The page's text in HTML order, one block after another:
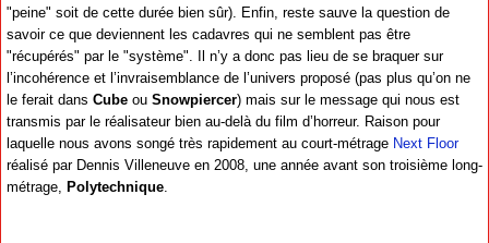
"peine" soit de cette durée bien sûr). Enfin, reste sauve la question de
savoir ce que deviennent les cadavres qui ne semblent pas être
"récupérés" par le "système". Il n’y a donc pas lieu de se braquer sur
l’incohérence et l’invraisemblance de l’univers proposé (pas plus qu’on ne
le ferait dans Cube ou Snowpiercer) mais sur le message qui nous est
transmis par le réalisateur bien au-delà du film d’horreur. Raison pour
laquelle nous avons songé très rapidement au court-métrage Next Floor
réalisé par Dennis Villeneuve en 2008, une année avant son troisième long-
métrage, Polytechnique